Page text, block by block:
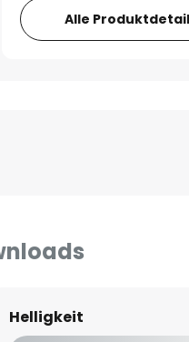
Alle
Helligkeit